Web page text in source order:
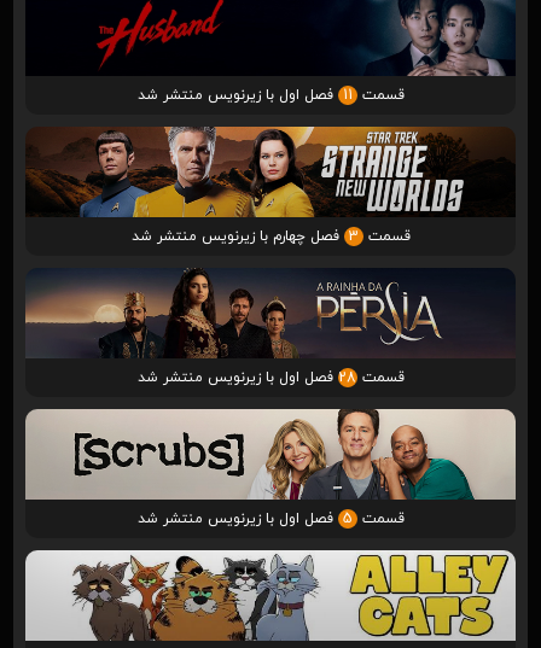
قسمت 11 فصل اول با زیرنویس منتشر شد
قسمت 3 فصل چهارم با زیرنویس منتشر شد
قسمت28 فصل اول با زیرنویس منتشر شد
قسمت 5 فصل اول با زیرنویس منتشر شد